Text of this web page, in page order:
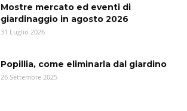
Mostre mercato ed eventi di
giardinaggio in agosto 2026
31 Luglio 2026
Popillia, come eliminarla dal giardino
26 Settembre 2025